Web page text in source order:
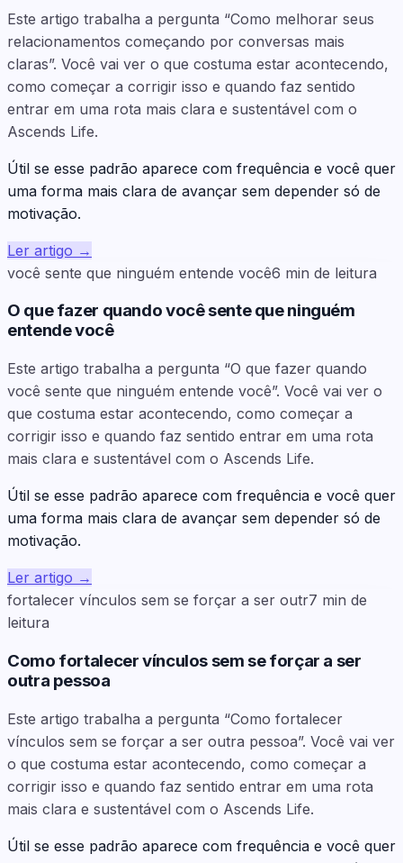
Este artigo trabalha a pergunta “Como melhorar seus
relacionamentos começando por conversas mais
claras”. Você vai ver o que costuma estar acontecendo,
como começar a corrigir isso e quando faz sentido
entrar em uma rota mais clara e sustentável com o
Ascends Life.
Útil se esse padrão aparece com frequência e você quer
uma forma mais clara de avançar sem depender só de
motivação.
Ler artigo →
você sente que ninguém entende você6 min de leitura
O que fazer quando você sente que ninguém
entende você
Este artigo trabalha a pergunta “O que fazer quando
você sente que ninguém entende você”. Você vai ver o
que costuma estar acontecendo, como começar a
corrigir isso e quando faz sentido entrar em uma rota
mais clara e sustentável com o Ascends Life.
Útil se esse padrão aparece com frequência e você quer
uma forma mais clara de avançar sem depender só de
motivação.
Ler artigo →
fortalecer vínculos sem se forçar a ser outr7 min de
leitura
Como fortalecer vínculos sem se forçar a ser
outra pessoa
Este artigo trabalha a pergunta “Como fortalecer
vínculos sem se forçar a ser outra pessoa”. Você vai ver
o que costuma estar acontecendo, como começar a
corrigir isso e quando faz sentido entrar em uma rota
mais clara e sustentável com o Ascends Life.
Útil se esse padrão aparece com frequência e você quer